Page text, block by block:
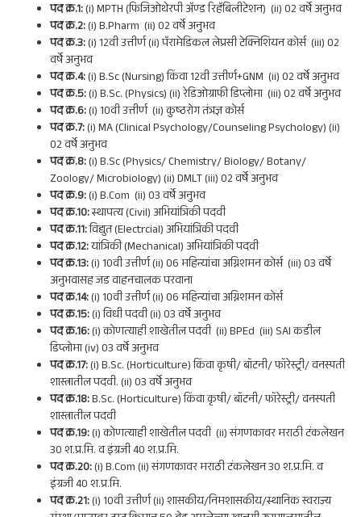
पद क्र.1:(i) MPTH (फिजिओथेरपी अ‍ॅण्ड रिहॅबिलीटेशन) (ii) 02 वर्षे अनुभव
पद क्र.2:(i) B.Pharm (ii) 02 वर्षे अनुभव
पद क्र.3:(i) 12वी उत्तीर्ण (ii) पॅरामेडिकल लेप्रसी टेक्निशियन कोर्स (iii) 02
वर्षे अनुभव
पद क्र.4:(i) B.Sc (Nursing) किंवा 12वी उत्तीर्ण+GNM (ii) 02 वर्षे अनुभव
पद क्र.5:(i) B.Sc. (Physics) (ii) रेडिओग्राफी डिप्लोमा (iii) 02 वर्षे अनुभव
पद क्र.6:(i) 10वी उत्तीर्ण (ii) कुष्ठरोग तंत्रज्ञ कोर्स
पद क्र.7:(i) MA (Clinical Psychology/Counseling Psychology) (ii)
02 वर्षे अनुभव
पद क्र.8:(i) B.Sc (Physics/ Chemistry/ Biology/ Botany/
Zoology/ Microbiology) (ii) DMLT (iii) 02 वर्षे अनुभव
पद क्र.9:(i) B.Com (ii) 03 वर्षे अनुभव
पद क्र.10:स्थापत्य (Civil) अभियांत्रिकी पदवी
पद क्र.11:विद्युत (Electrcial) अभियांत्रिकी पदवी
पद क्र.12:यांत्रिकी (Mechanical) अभियांत्रिकी पदवी
पद क्र.13:(i) 10वी उत्तीर्ण (ii) 06 महिन्यांचा अग्निशमन कोर्स (iii) 03 वर्षे
अनुभवासह जड वाहनचालक परवाना
पद क्र.14:(i) 10वी उत्तीर्ण (ii) 06 महिन्यांचा अग्निशमन कोर्स
पद क्र.15:(i) विधी पदवी (ii) 03 वर्षे अनुभव
पद क्र.16:(i) कोणत्याही शाखेतील पदवी (ii) BPEd (iii) SAI कडील
डिप्लोमा (iv) 03 वर्षे अनुभव
पद क्र.17:(i) B.Sc. (Horticulture) किंवा कृषी/ बॉटनी/ फॉरेस्ट्री/ वनस्पती
शास्त्रातील पदवी. (ii) 03 वर्षे अनुभव
पद क्र.18:B.Sc. (Horticulture) किंवा कृषी/ बॉटनी/ फॉरेस्ट्री/ वनस्पती
शास्त्रातील पदवी
पद क्र.19:(i) कोणत्याही शाखेतील पदवी (ii) संगणकावर मराठी टंकलेखन
30 श.प्र.मि. व इंग्रजी 40 श.प्र.मि.
पद क्र.20:(i) B.Com (ii) संगणकावर मराठी टंकलेखन 30 श.प्र.मि. व
इंग्रजी 40 श.प्र.मि.
पद क्र.21:(i) 10वी उत्तीर्ण (ii) शासकीय/निमशासकीय/स्थानिक स्वराज्य